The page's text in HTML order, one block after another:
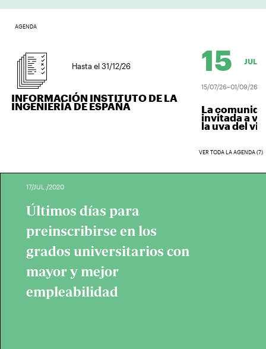
AGENDA
Hasta el 31/12/26
INFORMACIÓN INSTITUTO DE LA
INGENIERÍA DE ESPAÑA
15 JUL.
15/07/26–01/09/26
La
invitada a
la uva del
VER TODA LA AGENDA (7)
17/JUL./2020
Últimos días para
preinscribirse en los
grados universitarios con
mayor y mejor
empleabilidad